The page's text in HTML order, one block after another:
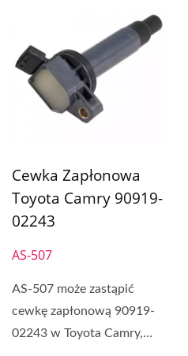
Cewka Zapłonowa
Toyota Camry 90919-
02243
AS-507
AS-507 może zastąpić
cewkę zapłonową 90919-
02243 w Toyota Camry,